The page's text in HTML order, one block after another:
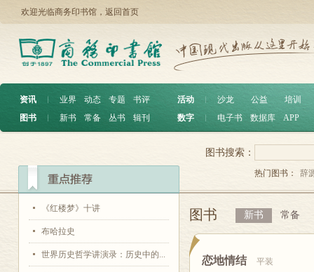
欢迎光临商务印书馆， 返回首页
资讯 ︱ 业界 动态 专题
书评
图书
︱ 新书 常备 丛书 辑刊
活动 沙龙 公益
培训
数字
电子书 数据库 APP
《红楼梦》十讲
布哈拉史
世界历史哲学讲演录：历史中的...
图书搜索：
热门图书： 辞
图书 新书 常备
恋地情结
平装